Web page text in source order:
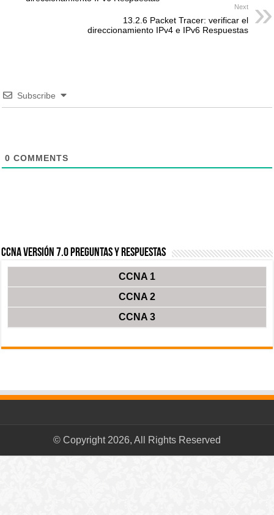
Next
13.2.6 Packet Tracer: verificar el
direccionamiento IPv4 e IPv6 Respuestas
Subscribe
0 COMMENTS
CCNA Versión 7.0 Preguntas y Respuestas
CCNA 1
CCNA 2
CCNA 3
© Copyright 2026, All Rights Reserved